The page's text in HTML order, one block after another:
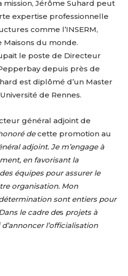
mission, Jérôme Suhard peut
expertise professionnelle
comme l’INSERM,
du monde.
le poste de Directeur
depuis près de
est diplômé d’un Master
de Rennes.
général adjoint de
decette promotion au
adjoint. Je m’engage à
en favorisant la
équipes pour assurer le
organisation. Mon
sont entiers pour
le cadre des projets à
l’officialisation